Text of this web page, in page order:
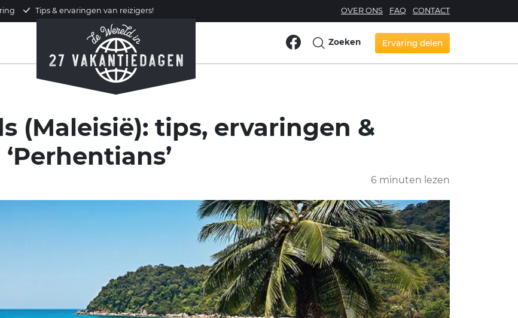
Tips & ervaringen van reizigers! OVER ONS FAQ CONTACT
Zoeken Ervaring delen
(Maleisië): tips, ervaringen &
6 minuten lezen